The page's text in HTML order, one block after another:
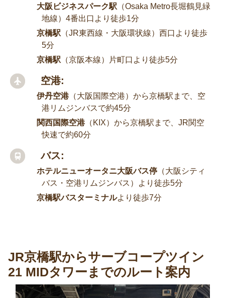
大阪ビジネスパーク駅 （Osaka Metro長堀鶴見緑
地線）4番出口より徒歩1分
京橋駅 （JR東西線・大阪環状線）西口より徒歩
5分
京橋駅 （京阪本線）片町口より徒歩5分
空港:
伊丹空港（大阪国際空港）から京橋駅まで、空
港リムジンバスで約45分
関西国際空港（KIX）から京橋駅まで、JR関空
快速で約60分
バス:
ホテルニューオータニ大阪バス停 （大阪シティ
バス・空港リムジンバス）より徒歩5分
京橋駅バスターミナルより徒歩7分
JR京橋駅からサーブコープツイン
21 MIDタワーまでのルート案内